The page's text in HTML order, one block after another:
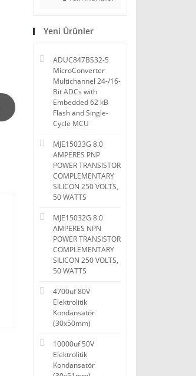
Yeni Ürünler
ADUC847BS32-5
MicroConverter
Multichannel 24-/16-
Bit ADCs with
Embedded 62 kB
Flash and Single-
Cycle MCU
MJE15033G 8.0
AMPERES PNP
POWER TRANSISTOR
COMPLEMENTARY
SILICON 250 VOLTS,
50 WATTS
MJE15032G 8.0
AMPERES NPN
POWER TRANSISTOR
COMPLEMENTARY
SILICON 250 VOLTS,
50 WATTS
4700uf 80V
Elektrolitik
Kondansatör
(30x50mm)
10000uf 50V
Elektrolitik
Kondansatör